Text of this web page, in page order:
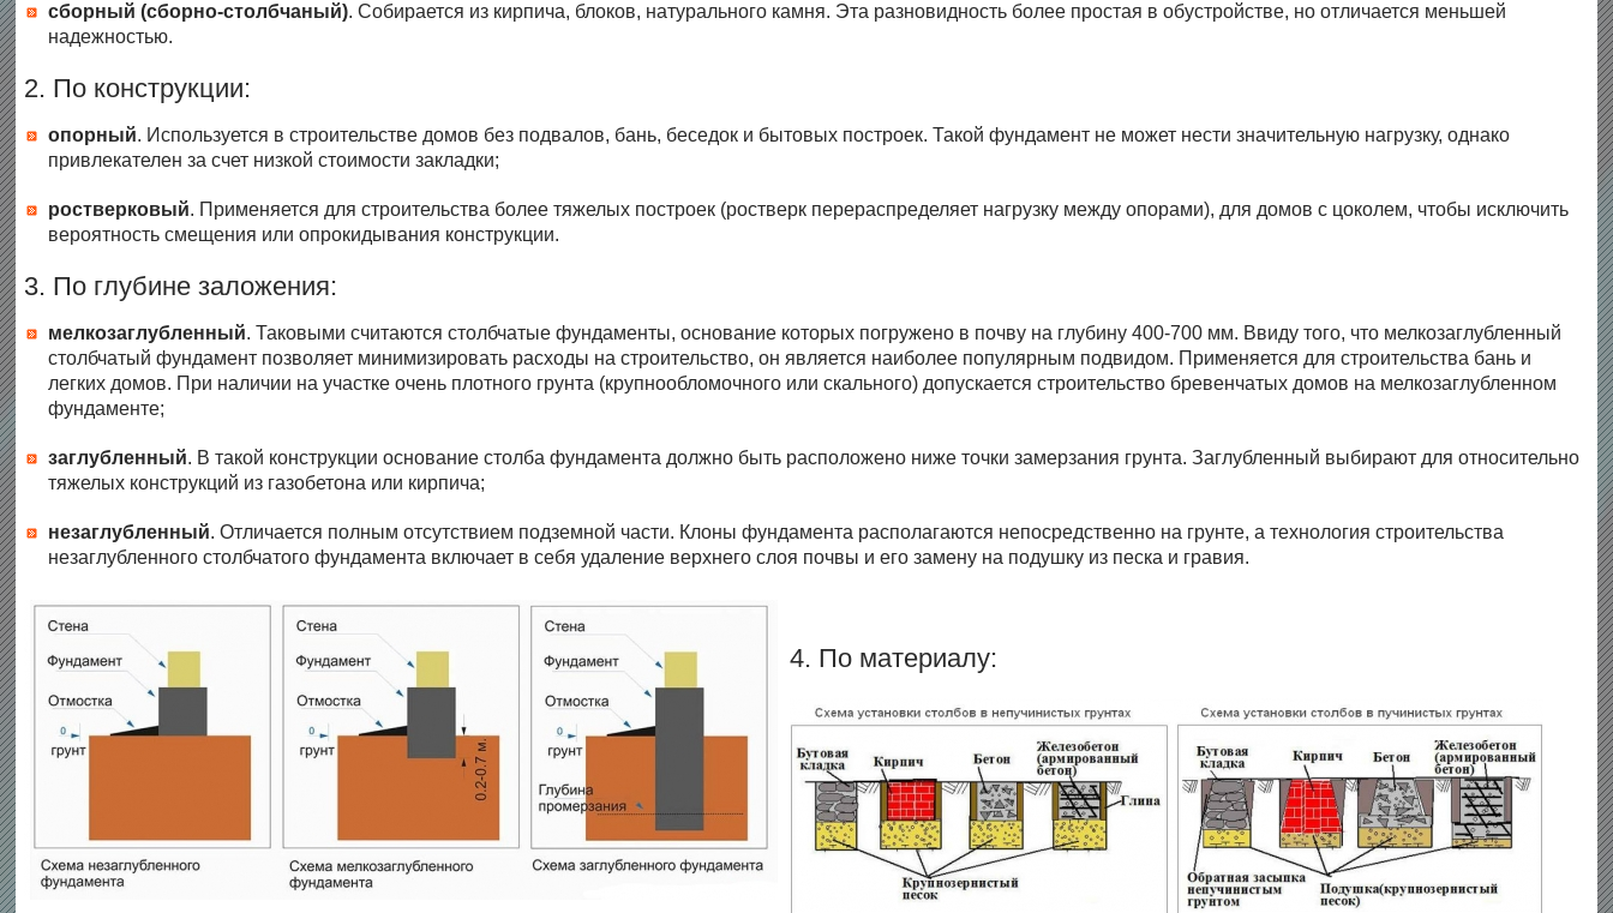
сборный (сборно-столбчаный). Собирается из кирпича, блоков, натурального камня. Эта разновидность более простая в обустройстве, но отличается меньшей
надежностью.
2. По конструкции:
опорный. Используется в строительстве домов без подвалов, бань, беседок и бытовых построек. Такой фундамент не может нести значительную нагрузку, однако
привлекателен за счет низкой стоимости закладки;
ростверковый. Применяется для строительства более тяжелых построек (ростверк перераспределяет нагрузку между опорами), для домов с цоколем, чтобы исключить
вероятность смещения или опрокидывания конструкции.
3. По глубине заложения:
мелкозаглубленный. Таковыми считаются столбчатые фундаменты, основание которых погружено в почву на глубину 400-700 мм. Ввиду того, что мелкозаглубленный
столбчатый фундамент позволяет минимизировать расходы на строительство, он является наиболее популярным подвидом. Применяется для строительства бань и
легких домов. При наличии на участке очень плотного грунта (крупнообломочного или скального) допускается строительство бревенчатых домов на мелкозаглубленном
фундаменте;
заглубленный. В такой конструкции основание столба фундамента должно быть расположено ниже точки замерзания грунта. Заглубленный выбирают для относительно
тяжелых конструкций из газобетона или кирпича;
незаглубленный. Отличается полным отсутствием подземной части. Клоны фундамента располагаются непосредственно на грунте, а технология строительства
незаглубленного столбчатого фундамента включает в себя удаление верхнего слоя почвы и его замену на подушку из песка и гравия.
4. По материалу: